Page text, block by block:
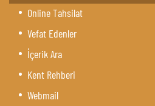
Online Tahsilat
Vefat Edenler
İçerik Ara
Kent Rehberi
Webmail